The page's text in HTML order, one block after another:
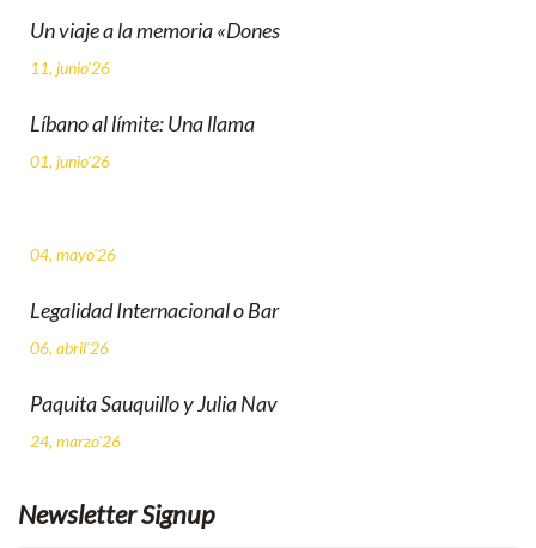
Un viaje a la memoria «Dones
11, junio'26
Líbano al límite: Una llama
01, junio'26
04, mayo'26
Legalidad Internacional o Bar
06, abril'26
Paquita Sauquillo y Julia Nav
24, marzo'26
Newsletter Signup